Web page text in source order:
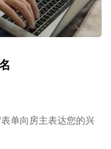
单向房主表达您的兴